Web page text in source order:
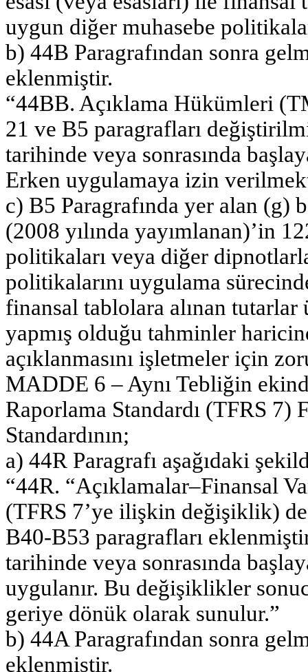
uygun diğer muhasebe
b) 44B Paragrafından sonra
eklenmiştir.
“44BB. Açıklama Hükümleri
21 ve B5 paragrafları
tarihinde veya sonrasında
Erken uygulamaya izin
c) B5 Paragrafında yer alan (g)
(2008 yılında yayımlanan)’in
politikaları veya diğer
politikalarını uygulama
finansal tablolara alınan
yapmış olduğu tahminler
açıklanmasını işletmeler için
MADDE 6 – Aynı Tebliğin
Raporlama Standardı (TFRS 7)
Standardının;
a) 44R Paragrafı aşağıdaki
“44R. “Açıklamalar–Finansal
(TFRS 7’ye ilişkin değişiklik)
B40-B53 paragrafları
tarihinde veya sonrasında
uygulanır. Bu değişiklikler
geriye dönük olarak sunulur.”
b) 44A Paragrafından sonra
eklenmiştir.